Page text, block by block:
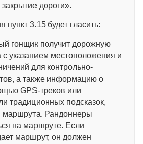
дороги».
пункт 3.15 будет гласить:
гонщик получит дорожную
с указанием местоположения и
для контрольно-
а также информацию о
GPS-треков или
традиционных подсказок,
маршрута. Рандоннеры
на маршруте. Если
маршрут, он должен